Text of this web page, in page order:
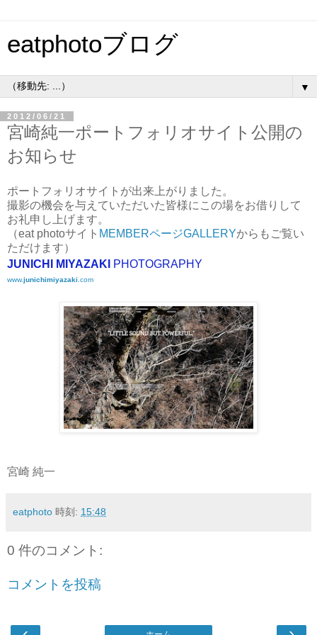
eatphotoブログ
▼
2012/06/21
宮崎純一ポートフォリオサイト公開の
お知らせ
ポートフォリオサイトが出来上がりました。
撮影の機会を与えていただいた皆様にこの場をお借りして
お礼申し上げます。
（eat photoサイト MEMBERページGALLERYからもご覧い
ただけます）
JUNICHI MIYAZAKI
PHOTOGRAPHY
www.junichimiyazaki .com
宮崎 純一
eatphoto 時刻: 15:48
0 件のコメント:
コメントを投稿